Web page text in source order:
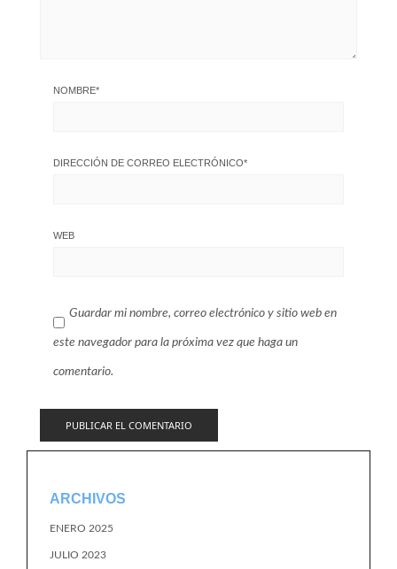
NOMBRE*
DIRECCIÓN DE CORREO ELECTRÓNICO*
WEB
Guardar mi nombre, correo electrónico y sitio web en
este navegador para la próxima vez que haga un
comentario.
ARCHIVOS
ENERO 2025
JULIO 2023